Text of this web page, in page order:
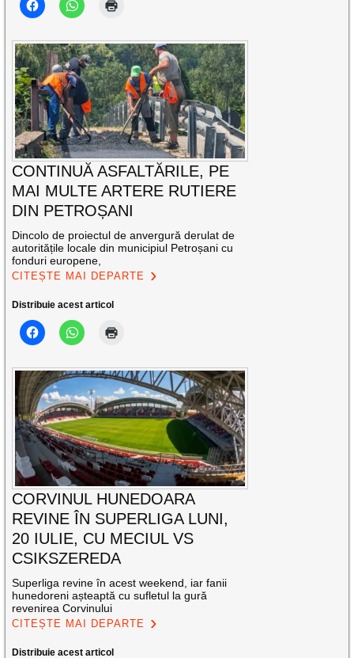
CONTINUĂ ASFALTĂRILE, PE
MAI MULTE ARTERE RUTIERE
DIN PETROȘANI
Dincolo de proiectul de anvergură derulat de
autoritățile locale din municipiul Petroșani cu
fonduri europene,
CITEȘTE MAI DEPARTE
Distribuie acest articol
CORVINUL HUNEDOARA
REVINE ÎN SUPERLIGA LUNI,
20 IULIE, CU MECIUL VS
CSIKSZEREDA
Superliga revine în acest weekend, iar fanii
hunedoreni așteaptă cu sufletul la gură
revenirea Corvinului
CITEȘTE MAI DEPARTE
Distribuie acest articol